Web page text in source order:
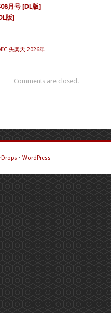
月号 [DL版]
版]
失楽天 2026年
Comments are closed.
⋅ WordPress